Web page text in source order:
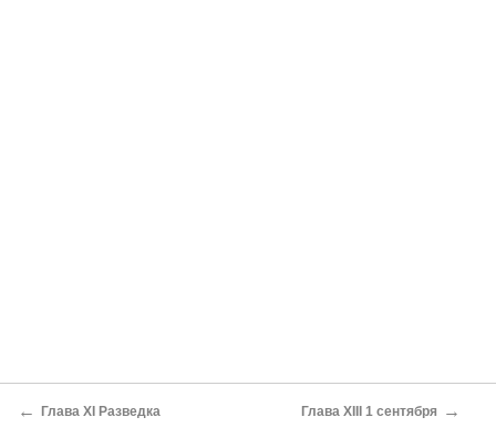
← Глава XI Разведка Глава XIII 1 сентября →